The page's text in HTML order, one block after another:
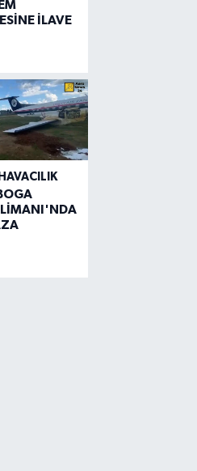
İLAVE